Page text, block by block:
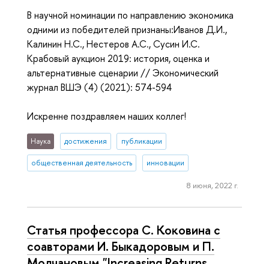
В научной номинации по направлению экономика
одними из победителей признаны:Иванов Д.И.,
Калинин Н.С., Нестеров А.С., Сусин И.С.
Крабовый аукцион 2019: история, оценка и
альтернативные сценарии // Экономический
журнал ВШЭ (4) (2021): 574-594
Искренне поздравляем наших коллег!
Наука достижения публикации
общественная деятельность инновации
8 июня, 2022 г.
Статья профессора С. Коковина с
соавторами И. Быкадоровым и П.